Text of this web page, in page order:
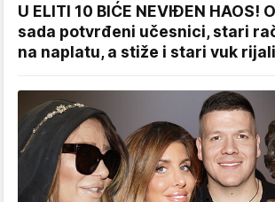
U ELITI 10 BIĆE NEVIĐEN HAOS!
sada potvrđeni učesnici, stari
na naplatu, a stiže i stari vuk